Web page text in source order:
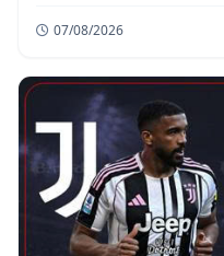
07/08/2026